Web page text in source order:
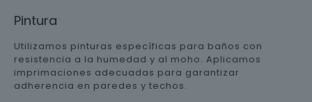
Pintura
Utilizamos pinturas específicas para baños con
resistencia a la humedad y al moho. Aplicamos
imprimaciones adecuadas para garantizar
adherencia en paredes y techos.